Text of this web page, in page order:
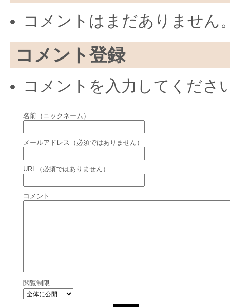
コメントはまだありません
コメント登録
コメントを入力してくださ
名前（ニックネーム）
メールアドレス（必須ではありません）
URL（必須ではありません）
コメント
閲覧制限